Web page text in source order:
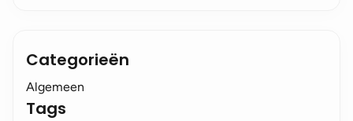
Categorieën
Algemeen
Tags